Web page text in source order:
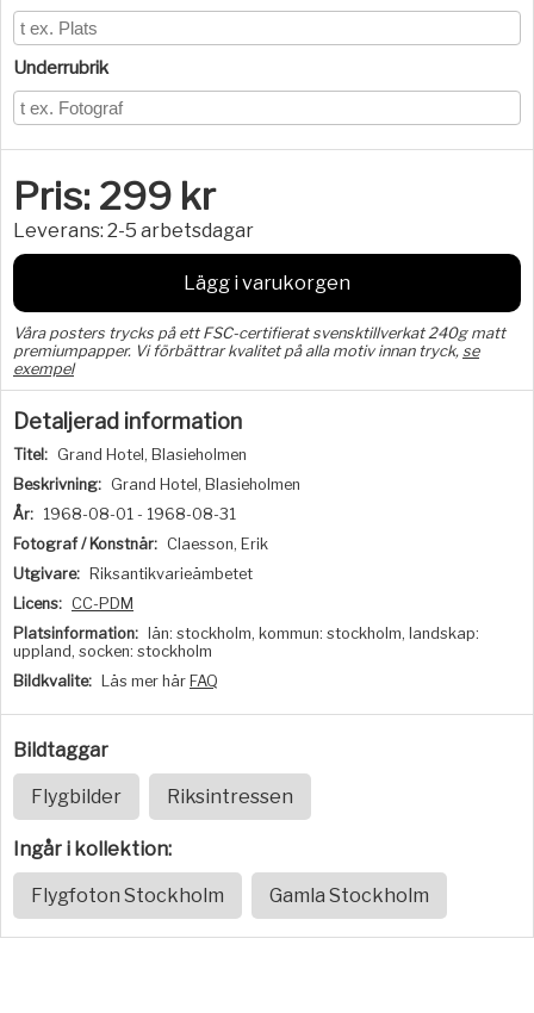
Underrubrik
Pris: 299 kr
Leverans: 2-5 arbetsdagar
Lägg i varukorgen
Våra posters trycks på ett FSC-certifierat svensktillverkat 240g matt
premiumpapper. Vi förbättrar kvalitet på alla motiv innan tryck, se
exempel
Detaljerad information
Titel: Grand Hotel, Blasieholmen
Beskrivning: Grand Hotel, Blasieholmen
År: 1968-08-01 - 1968-08-31
Fotograf / Konstnär: Claesson, Erik
Utgivare:
Riksantikvarieämbetet
Licens: CC-PDM
Platsinformation:
län: stockholm, kommun: stockholm, landskap:
uppland, socken: stockholm
Bildkvalite:
Läs mer här FAQ
Bildtaggar
Flygbilder Riksintressen
Ingår i kollektion:
Flygfoton Stockholm Gamla Stockholm